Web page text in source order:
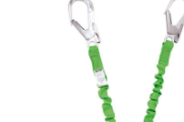
blokator